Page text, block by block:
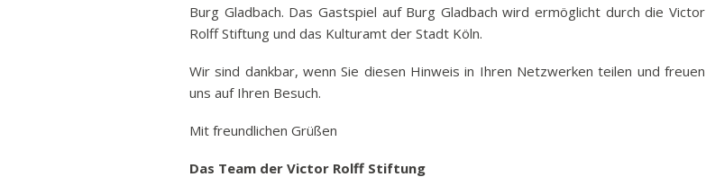
Burg Gladbach. Das Gastspiel auf Burg Gladbach wird ermöglicht durch die Victor
Rolff Stiftung und das Kulturamt der Stadt Köln.
Wir sind dankbar, wenn Sie diesen Hinweis in Ihren Netzwerken teilen und freuen
uns auf Ihren Besuch.
Mit freundlichen Grüßen
Das Team der Victor Rolff Stiftung